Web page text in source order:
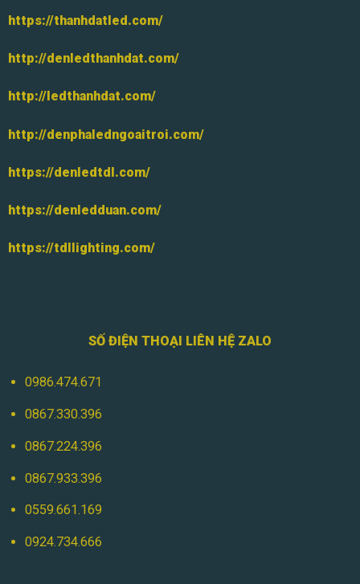
https://thanhdatled.com/
http://denledthanhdat.com/
http://ledthanhdat.com/
http://denphaledngoaitroi.com/
https://denledtdl.com/
https://denledduan.com/
https://tdllighting.com/
SỐ ĐIỆN THOẠI LIÊN HỆ ZALO
0986.474.671
0867.330.396
0867.224.396
0867.933.396
0559.661.169
0924.734.666